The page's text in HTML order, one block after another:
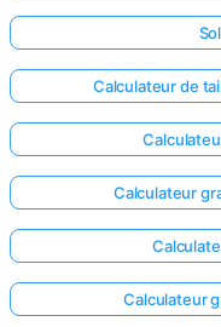
Calculateur de
Calculateur
Calculateur